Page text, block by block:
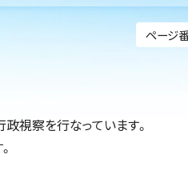
ページ
視察を行なっています。